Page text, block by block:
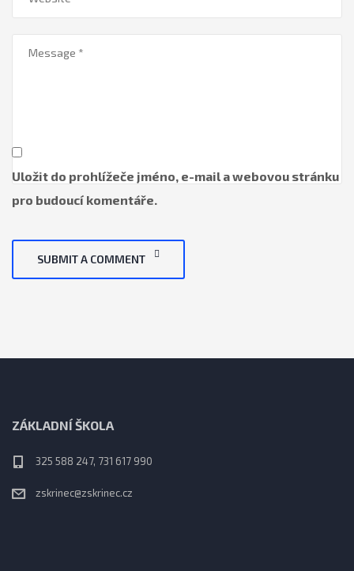
Uložit do prohlížeče jméno, e-mail a webovou stránku
pro budoucí komentáře.
SUBMIT A COMMENT
ZÁKLADNÍ ŠKOLA
325 588 247, 731 617 990
zskrinec@zskrinec.cz